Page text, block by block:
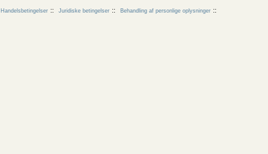
Handelsbetingelser Juridiske betingelser Behandling af personlige oplysninger